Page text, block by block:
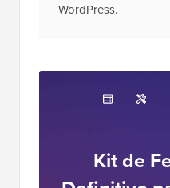
Sobre a
de especialistas em
Syed Balkhi com
eCommerce, SEO e
2009, o
recursos gratuitos